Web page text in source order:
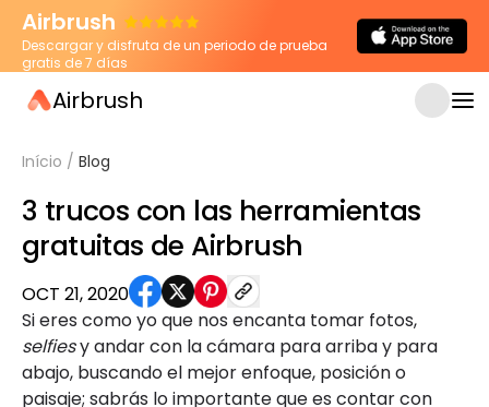
Airbrush
Descargar y disfruta de un periodo de prueba
gratis de 7 días
Airbrush
Início / Blog
3 trucos con las herramientas
gratuitas de Airbrush
OCT 21, 2020
Si eres como yo que nos encanta tomar fotos,
selfiesy andar con la cámara para arriba y para
abajo, buscando el mejor enfoque, posición o
paisaje; sabrás lo importante que es contar con